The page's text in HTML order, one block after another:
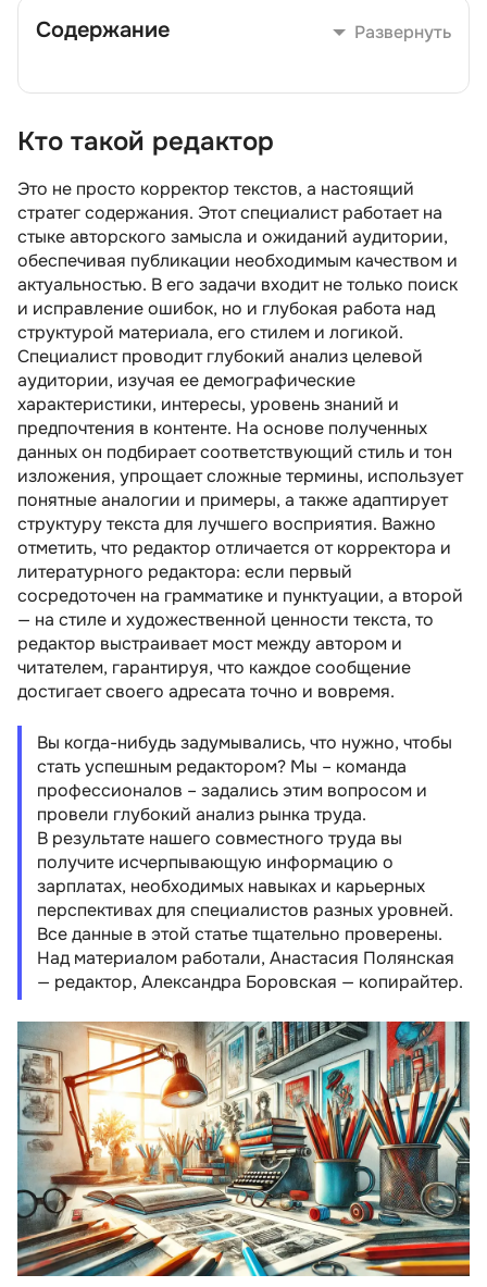
Содержание
Кто такой редактор
Чем занимается специалист
Какими знаниями и умениями должен
обладать редактор
Минимальные требования к кандидатам на
должность
Карьерный рост специалиста
Какие зарплаты у редактора
Плюсы и минусы профессии
Как стать специалистом по редактуре
Рекомендуем посмотреть курсы по
редактуре текстов
Несколько советов для соискателей на
должность
Список рекомендуемых книг для
начинающих
Резюме
Развернуть
Кто такой редактор
Это не просто корректор текстов, а настоящий
стратег содержания. Этот специалист работает на
стыке авторского замысла и ожиданий аудитории,
обеспечивая публикации необходимым качеством и
актуальностью. В его задачи входит не только поиск
и исправление ошибок, но и глубокая работа над
структурой материала, его стилем и логикой.
Специалист проводит глубокий анализ целевой
аудитории, изучая ее демографические
характеристики, интересы, уровень знаний и
предпочтения в контенте. На основе полученных
данных он подбирает соответствующий стиль и тон
изложения, упрощает сложные термины, использует
понятные аналогии и примеры, а также адаптирует
структуру текста для лучшего восприятия. Важно
отметить, что редактор отличается от корректора и
литературного редактора: если первый
сосредоточен на грамматике и пунктуации, а второй
— на стиле и художественной ценности текста, то
редактор выстраивает мост между автором и
читателем, гарантируя, что каждое сообщение
достигает своего адресата точно и вовремя.
Вы когда-нибудь задумывались, что нужно, чтобы
стать успешным редактором? Мы – команда
профессионалов – задались этим вопросом и
провели глубокий анализ рынка труда.
В результате нашего совместного труда вы
получите исчерпывающую информацию о
зарплатах, необходимых навыках и карьерных
перспективах для специалистов разных уровней.
Все данные в этой статье тщательно проверены.
Над материалом работали, Анастасия Полянская
— редактор, Александра Боровская — копирайтер.
Акции и промокоды